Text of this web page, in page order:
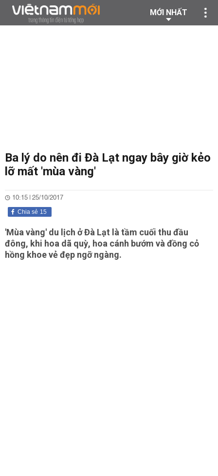
MỚI NHẤT
Ba lý do nên đi Đà Lạt ngay bây giờ kẻo
lỡ mất 'mùa vàng'
10:15 | 25/10/2017
15
Chia sẻ
'Mùa vàng' du lịch ở Đà Lạt là tầm cuối thu đầu
đông, khi hoa dã quỳ, hoa cánh bướm và đồng cỏ
hồng khoe vẻ đẹp ngỡ ngàng.